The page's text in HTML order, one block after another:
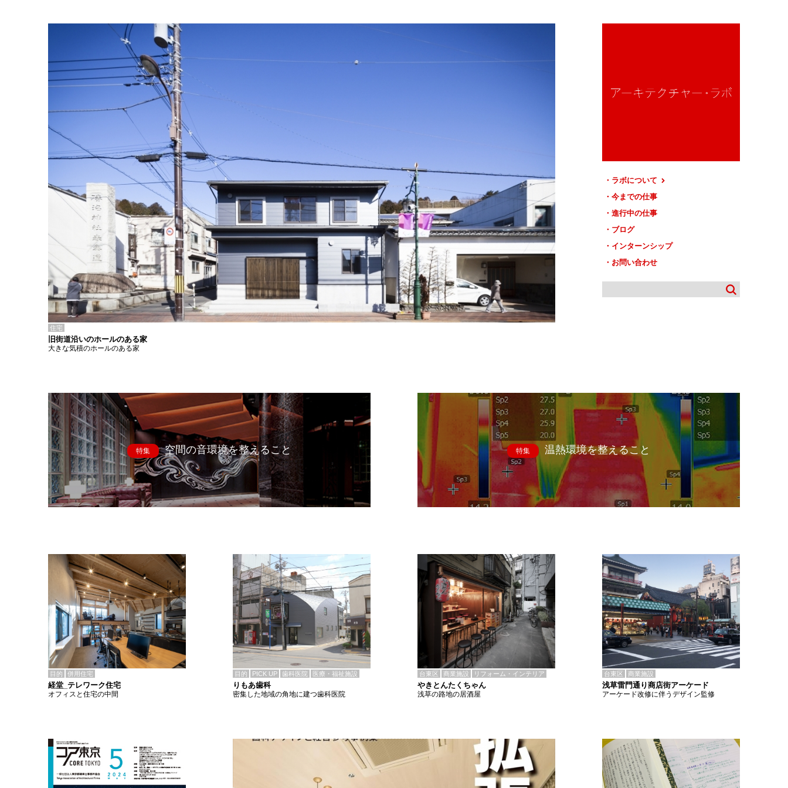
ラボについて
今までの仕事
進行中の仕事
ブログ
インターンシップ
お問い合わせ
住宅
旧街道沿いのホールのある家
大きな気積のホールのある家
特集 空間の音環境を整えること 特集 温熱環境を整えること
目的 併用住宅
経堂_テレワーク住宅
オフィスと住宅の中間
目的 PICK UP 歯科医院 医療・福祉施設
りもあ歯科
密集した地域の角地に建つ歯科医院
台東区 商業施設 リフォーム・インテリア
やきとんたくちゃん
浅草の路地の居酒屋
台東区 商業施設
浅草雷門通り商店街アーケード
アーケード改修に伴うデザイン監修